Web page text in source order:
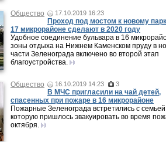
Общество 17.10.2019 16:23
Проход под мостом к новому
17 микрорайоне сделают в 2020 году
Удобное соединение бульвара в 16
зоны отдыха на Нижнем Каменском пруду в
части Зеленограда включено во второй этап
благоустройства.
Общество 16.10.2019 14:23 3
В МЧС пригласили на чай детей,
спасенных при пожаре в 16 микрорайоне
Пожарные Зеленограда встретились с
которую пришлось эвакуировать во время
октября.